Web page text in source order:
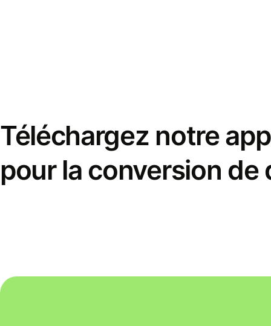
Téléchargez notre
pour la conversion de